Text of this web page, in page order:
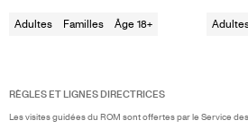
Adultes Familles Âge 18+
RÈGLES ET LIGNES DIRECTRICES
Les visites guidées du ROM sont offertes par le Service